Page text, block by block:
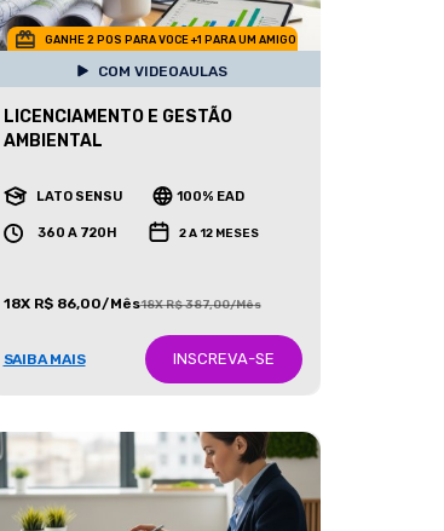
GANHE 2 POS PARA VOCE +1 PARA UM AMIGO
COM VIDEOAULAS
LICENCIAMENTO E GESTÃO
AMBIENTAL
LATO SENSU 100% EAD
360 A 720H 2 A 12 MESES
18X R$ 86,00/Mês18X R$ 387,00/Mês
SAIBA MAIS INSCREVA-SE